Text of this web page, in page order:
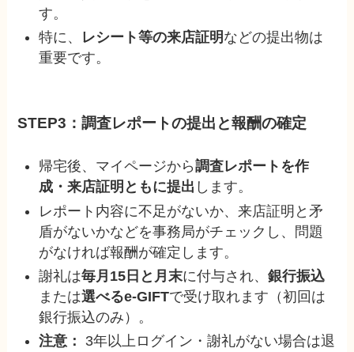
す。
特に、 レシート等の来店証明 などの提出物は
重要です。
STEP3：調査レポートの提出と報酬の確定
帰宅後、マイページから調査レポートを作
成・来店証明ともに提出 します。
レポート内容に不足がないか、来店証明と矛
盾がないかなどを事務局がチェックし、問題
がなければ報酬が確定します。
謝礼は毎月15日と月末に付与され、銀行振込
または選べるe-GIFTで受け取れます（初回は
銀行振込のみ）。
注意：
3年以上ログイン・謝礼がない場合は退